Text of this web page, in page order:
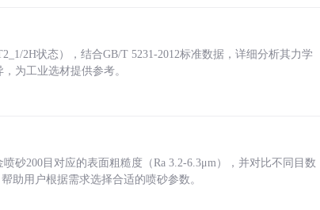
2H状态），结合GB/T 5231-2012标准数据，详细分析其力学
为工业选材提供参考。
砂200目对应的表面粗糙度（Ra 3.2-6.3μm），并对比不同目数
助用户根据需求选择合适的喷砂参数。